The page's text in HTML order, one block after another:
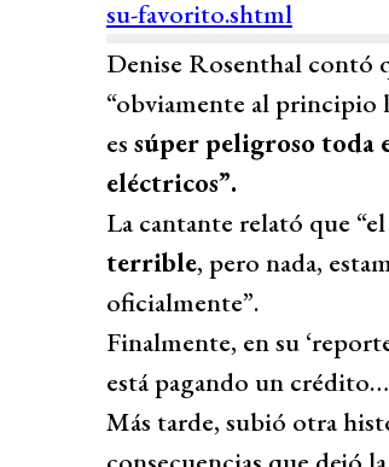
Denise Rosenthal contó
“obviamente al
es súper peligroso toda
eléctricos”.
La cantante relató que
terrible, pero nada,
oficialmente”.
Finalmente, en su
está pagando un
Más tarde, subió otra